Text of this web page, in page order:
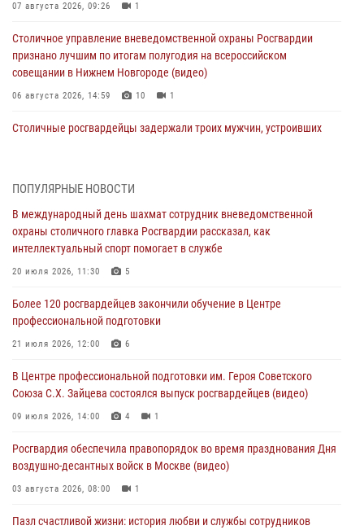
07 августа 2026, 09:26 1
Столичное управление вневедомственной охраны Росгвардии
признано лучшим по итогам полугодия на всероссийском
совещании в Нижнем Новгороде (видео)
06 августа 2026, 14:59 10 1
Столичные росгвардейцы задержали троих мужчин, устроивших
матче в Москве обеспечила Росгвардия (видео)
06 августа 2026, 08:30
Столичные росгвардейцы задержали мужчину, устроившего дебош
05 августа 2026, 12:39
Московские росгвардейцы обеспечили безопасность проведения
05 августа 2026, 12:35
Делегация МВД Республики Беларусь ознакомилась с передовыми
04 августа 2026, 18:16 5
ПОПУЛЯРНЫЕ НОВОСТИ
В международный день шахмат сотрудник вневедомственной
охраны столичного главка Росгвардии рассказал, как
интеллектуальный спорт помогает в службе
20 июля 2026, 11:30 5
Более 120 росгвардейцев закончили обучение в Центре
профессиональной подготовки
21 июля 2026, 12:00 6
В Центре профессиональной подготовки им. Героя Советского
Союза С.Х. Зайцева состоялся выпуск росгвардейцев (видео)
09 июля 2026, 14:00 4 1
Росгвардия обеспечила правопорядок во время празднования Дня
воздушно-десантных войск в Москве (видео)
03 августа 2026, 08:00 1
Пазл счастливой жизни: история любви и службы сотрудников